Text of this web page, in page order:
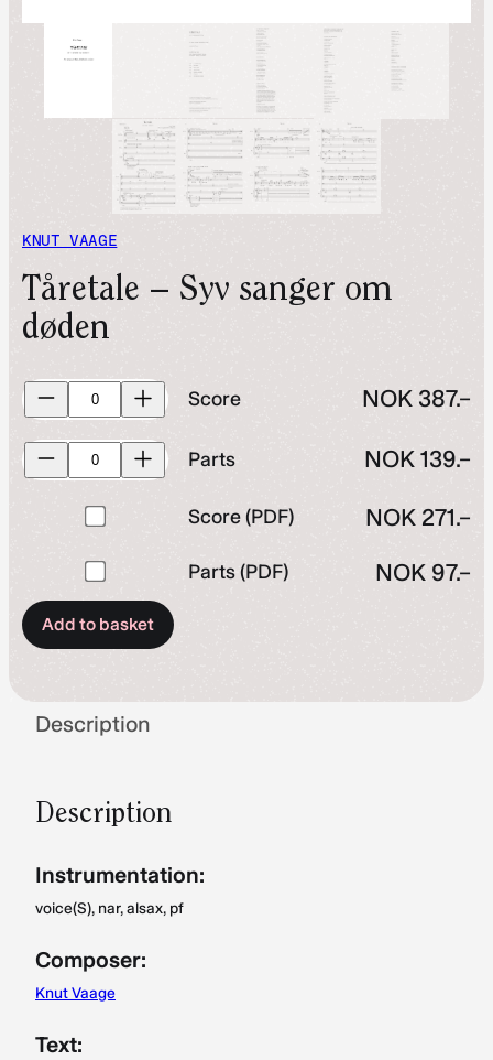
KNUT VAAGE
Tåretale – Syv sanger om
døden
Score
quantity
Score NOK 387.–
Parts
quantity
Parts NOK139.–
Buy
of
Score
(PDF)
Score (PDF) NOK271.–
Buy
one
of
for
Parts (PDF) NOK 97.–
Add to basket
Description
Description
Instrumentation:
voice(S), nar, alsax, pf
Composer:
Knut Vaage
Text: